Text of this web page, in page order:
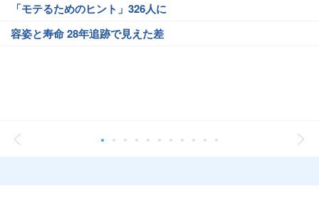
「モテるためのヒント」326人に
容姿と寿命 28年追跡で見えた差